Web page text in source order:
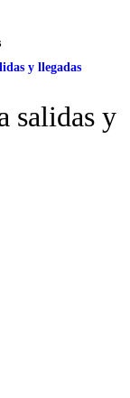
y llegadas
salidas y